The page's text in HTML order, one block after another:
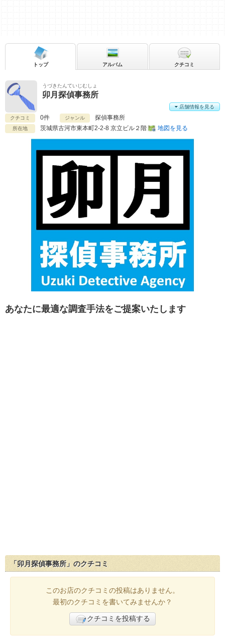
うづきたんていじむしょ
卯月探偵事務所
クチコミ 0件 ジャンル 探偵事務所
所在地 茨城県古河市東本町2-2-8 京立ビル２階 地図を見る
店舗情報を見る
トップ アルバム クチコミ
あなたに最適な調査手法をご提案いたします
「卯月探偵事務所」のクチコミ
このお店のクチコミの投稿はありません。
最初のクチコミを書いてみませんか？
クチコミを投稿する